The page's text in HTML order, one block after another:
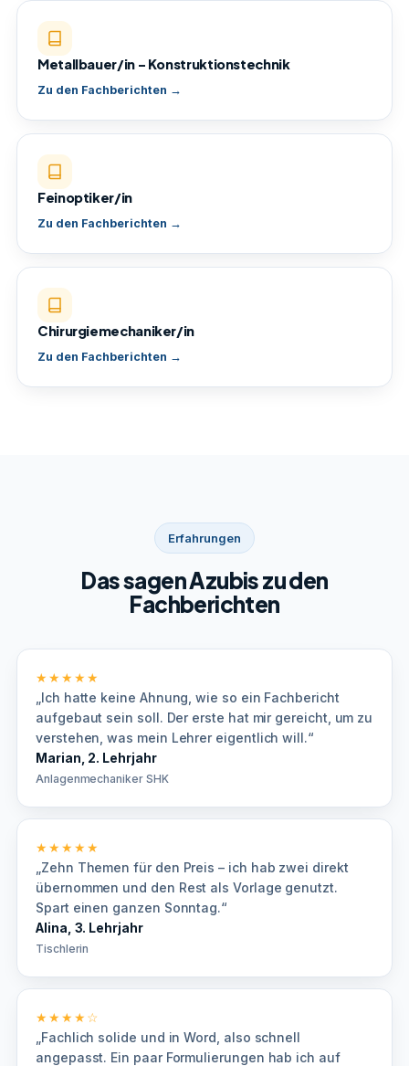
Metallbauer/in – Konstruktionstechnik
Zu den Fachberichten →
Feinoptiker/in
Zu den Fachberichten →
Chirurgiemechaniker/in
Zu den Fachberichten →
Erfahrungen
Das sagen Azubis zu den
Fachberichten
★★★★★
„Ich hatte keine Ahnung, wie so ein Fachbericht
aufgebaut sein soll. Der erste hat mir gereicht, um zu
verstehen, was mein Lehrer eigentlich will.“
Marian, 2. Lehrjahr
Anlagenmechaniker SHK
★★★★★
„Zehn Themen für den Preis – ich hab zwei direkt
übernommen und den Rest als Vorlage genutzt.
Spart einen ganzen Sonntag.“
Alina, 3. Lehrjahr
Tischlerin
★★★★☆
„Fachlich solide und in Word, also schnell
angepasst. Ein paar Formulierungen hab ich auf